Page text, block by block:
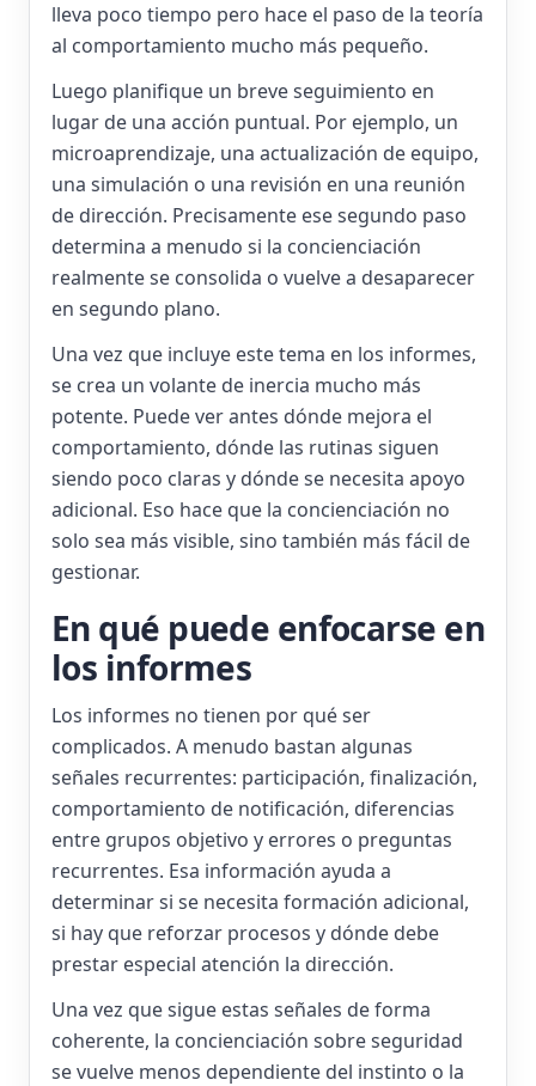
lleva poco tiempo pero hace el paso de la teoría
al comportamiento mucho más pequeño.
Luego planifique un breve seguimiento en
lugar de una acción puntual. Por ejemplo, un
microaprendizaje, una actualización de equipo,
una simulación o una revisión en una reunión
de dirección. Precisamente ese segundo paso
determina a menudo si la concienciación
realmente se consolida o vuelve a desaparecer
en segundo plano.
Una vez que incluye este tema en los informes,
se crea un volante de inercia mucho más
potente. Puede ver antes dónde mejora el
comportamiento, dónde las rutinas siguen
siendo poco claras y dónde se necesita apoyo
adicional. Eso hace que la concienciación no
solo sea más visible, sino también más fácil de
gestionar.
En qué puede enfocarse en
los informes
Los informes no tienen por qué ser
complicados. A menudo bastan algunas
señales recurrentes: participación, finalización,
comportamiento de notificación, diferencias
entre grupos objetivo y errores o preguntas
recurrentes. Esa información ayuda a
determinar si se necesita formación adicional,
si hay que reforzar procesos y dónde debe
prestar especial atención la dirección.
Una vez que sigue estas señales de forma
coherente, la concienciación sobre seguridad
se vuelve menos dependiente del instinto o la